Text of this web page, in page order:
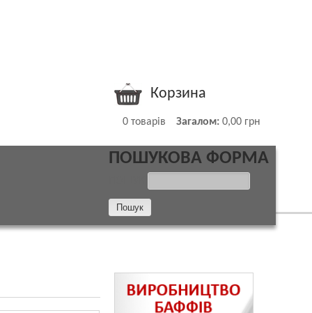
Корзина
0 товарів Загалом: 0,00 грн
ПОШУКОВА ФОРМА